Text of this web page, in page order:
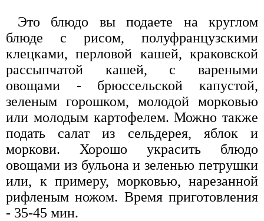
Это блюдо вы подаете на круглом
блюде с рисом, полуфранцузскими
клецками, перловой кашей, краковской
рассыпчатой кашей, с вареными
овощами - брюссельской капустой,
зеленым горошком, молодой морковью
или молодым картофелем. Можно также
подать салат из сельдерея, яблок и
моркови. Хорошо украсить блюдо
овощами из бульона и зеленью петрушки
или, к примеру, морковью, нарезанной
рифленым ножом. Время приготовления
- 35-45 мин.